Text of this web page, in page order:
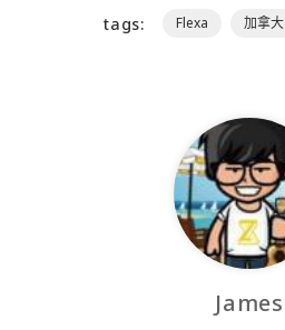
tags: Flexa 加拿大
James